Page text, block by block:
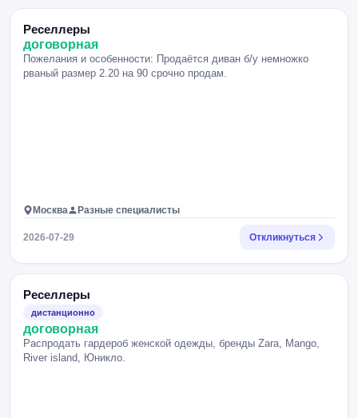
Реселлеры
договорная
Пожелания и особенности: Продаётся диван б/у немножко
рваный размер 2.20 на 90 срочно продам.
Москва Разные специалисты
2026-07-29 Откликнуться
Реселлеры
дистанционно
договорная
Распродать гардероб женской одежды, бренды Zara, Mango,
River island, Юникло.